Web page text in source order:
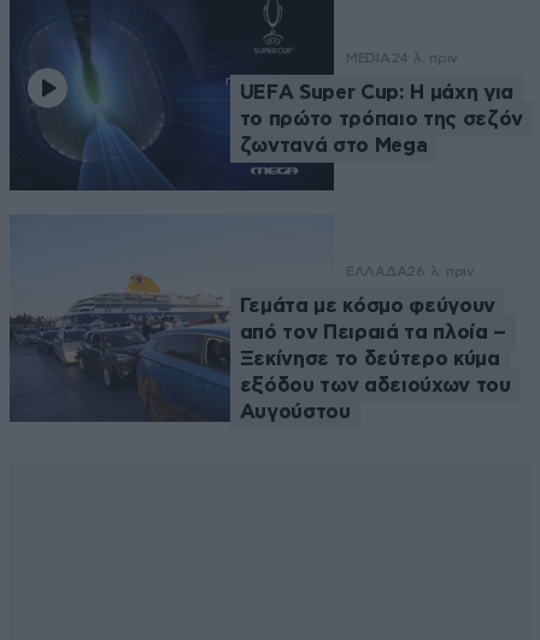
MEDIA24 λ. πριν
UEFA Super Cup: Η μάχη για
το πρώτο τρόπαιο της σεζόν
ζωντανά στο Mega
ΕΛΛΑΔΑ26 λ. πριν
Γεμάτα με κόσμο φεύγουν
από τον Πειραιά τα πλοία –
Ξεκίνησε το δεύτερο κύμα
εξόδου των αδειούχων του
Αυγούστου